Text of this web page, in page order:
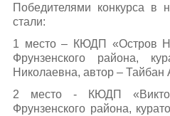
Победителями конкурса в
стали:
1 место – КЮДП «Остров
Фрунзенского района,
Николаевна, автор – Тайбан
2 место - КЮДП
Фрунзенского района,